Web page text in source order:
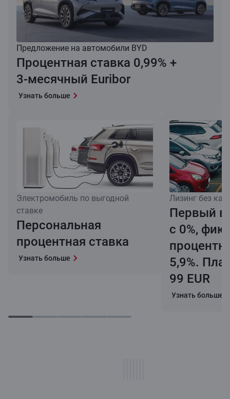
Предложение на автомобили BYD
Процентная ставка 0,99% +
3‑месячный Euribor
Узнать больше
Электромобиль по выгодной
ставке
Персональная
процентная ставка
Узнать больше
Лизинг без
Первый
с 0%,
5,9%.
99 EUR
Узнать больше